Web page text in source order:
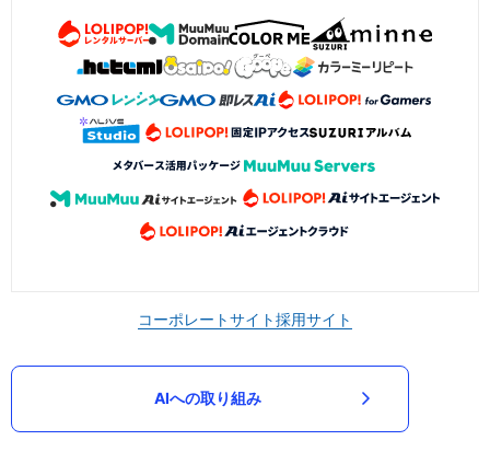
コーポレートサイト採用サイト
AIへの取り組み